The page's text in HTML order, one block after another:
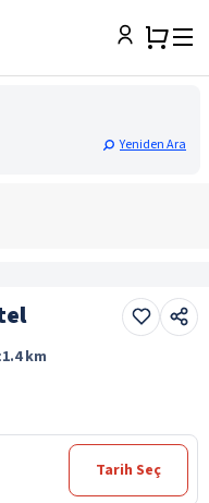
Yeniden Ara
1.4 km
Tarih Seç